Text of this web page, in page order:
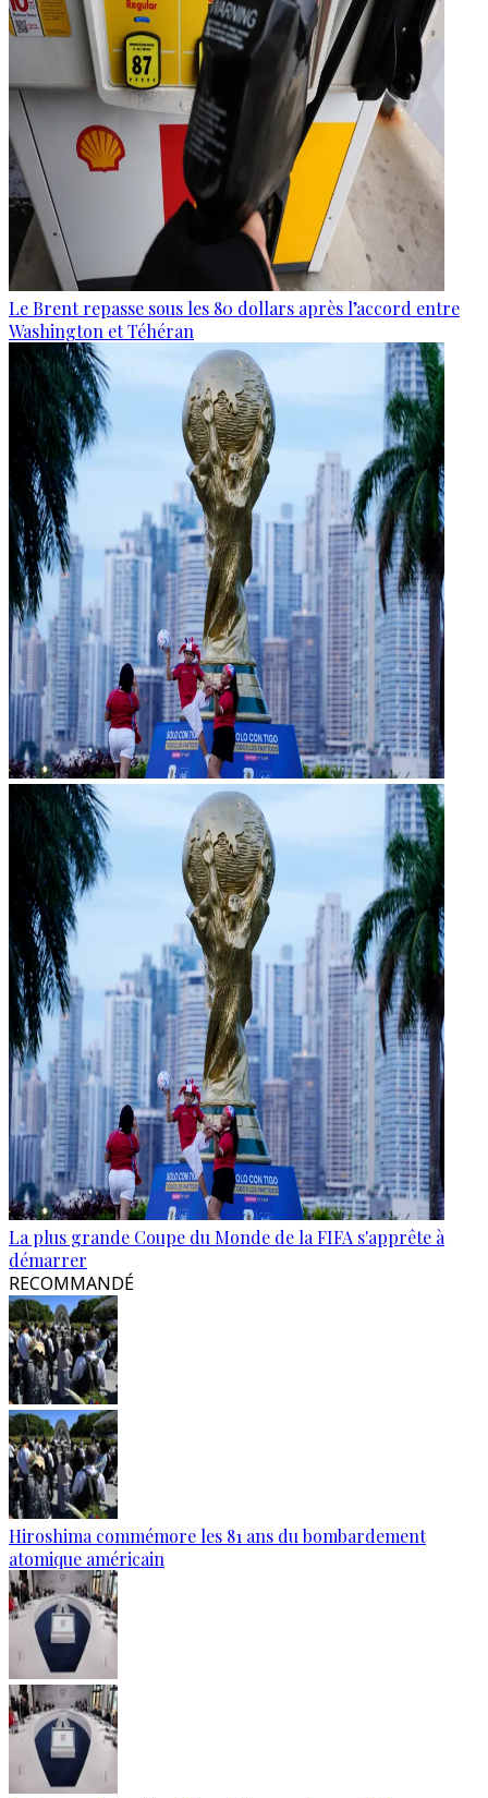
Le Brent repasse sous les 80 dollars après l’accord entre
Washington et Téhéran
La plus grande Coupe du Monde de la FIFA s'apprête à
démarrer
RECOMMANDÉ
Hiroshima commémore les 81 ans du bombardement
atomique américain